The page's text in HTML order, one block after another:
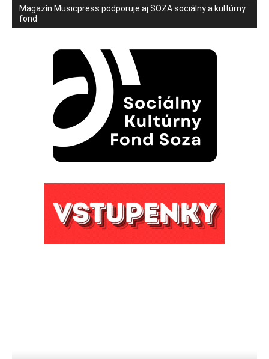
Magazín Musicpress podporuje aj SOZA sociálny a kultúrny
fond